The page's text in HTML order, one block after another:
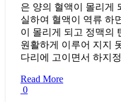
은 양의 혈액이 몰리게
실하여 혈액이 역류 하
이 몰리게 되고 정맥의
원활하게 이루어 지지
다리에 고이면서 하지
Read More
0